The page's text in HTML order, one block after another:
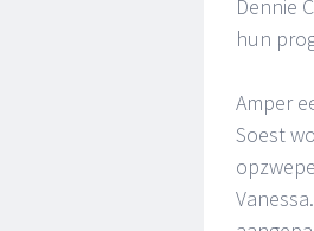
Dennie
hun
Amper
Soest